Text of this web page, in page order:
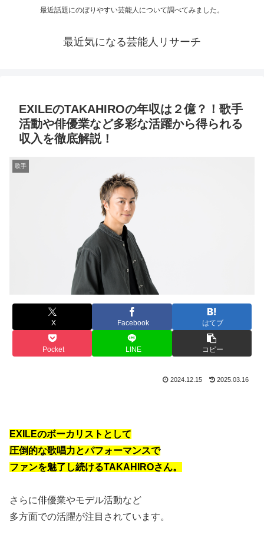
最近話題にのぼりやすい芸能人について調べてみました。
最近気になる芸能人リサーチ
EXILEのTAKAHIROの年収は２億？！歌手
活動や俳優業など多彩な活躍から得られる
収入を徹底解説！
歌手
X Facebook はてブ
Pocket LINE コピー
2024.12.15 2025.03.16
EXILEのボーカリストとして
圧倒的な歌唱力とパフォーマンスで
ファンを魅了し続けるTAKAHIROさん。
さらに俳優業やモデル活動など
多方面での活躍が注目されています。